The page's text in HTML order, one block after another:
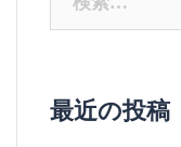
最近の投稿